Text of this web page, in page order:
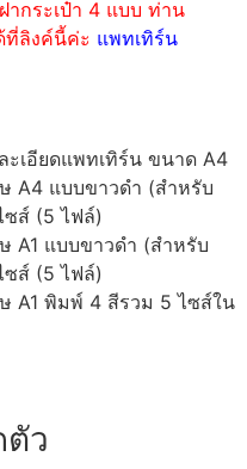
ากระเป๋า 4 แบบ ท่าน
ที่ลิงค์นี้ค่ะ แพทเทิร์น
ะเอียดแพทเทิร์น ขนาด A4
A4 แบบขาวดำ (สำหรับ
ส์ (5 ไฟล์)
A1 แบบขาวดำ (สำหรับ
ส์ (5 ไฟล์)
A1 พิมพ์ 4 สีรวม 5 ไซส์ใน
ตัว